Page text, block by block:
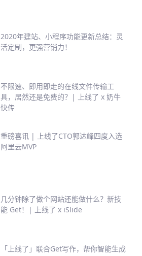
2020年建站、小程序功能更新总结：灵
活定制，更强营销力！
不限速、即用即走的在线文件传输工
具，居然还是免费的？| 上线了 x 奶牛
快传
重磅喜讯 | 上线了CTO郭达峰四度入选
阿里云MVP
几分钟除了做个网站还能做什么？新技
能 Get！| 上线了 x iSlide
「上线了」联合Get写作，帮你智能生成